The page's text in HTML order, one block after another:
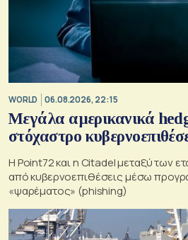
WORLD 06.08.2026, 22:15
Μεγάλα αμερικανικά
στόχαστρο
Η Point72 και η Citadel μεταξύ των
από κυβερνοεπιθέσεις μέσω
«ψαρέματος» (phishing)